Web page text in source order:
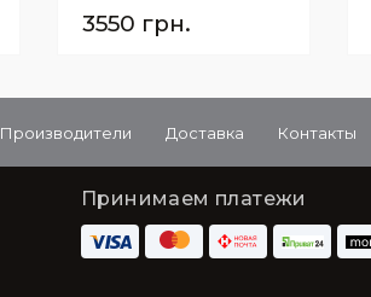
3550 грн.
Производители Доставка Контакты
Принимаем платежи